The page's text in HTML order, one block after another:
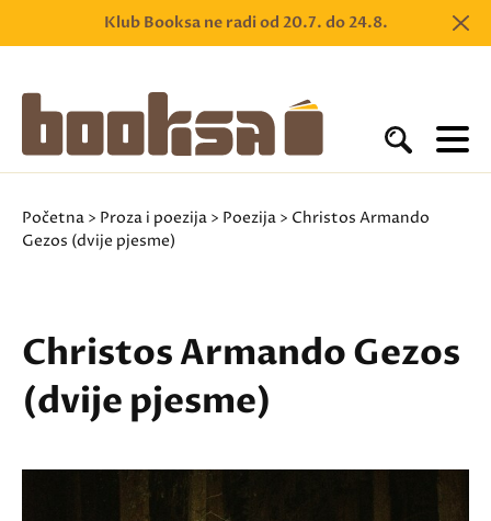
Klub Booksa ne radi od 20.7. do 24.8.
Početna > Proza i poezija > Poezija > Christos Armando
Gezos (dvije pjesme)
Christos Armando Gezos
(dvije pjesme)